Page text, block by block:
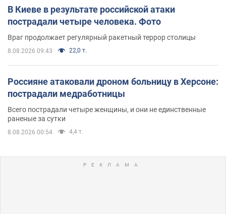
В Киеве в результате российской атаки
пострадали четыре человека. Фото
Враг продолжает регулярный ракетный террор столицы
8.08.2026 09:43 22,0 т.
Россияне атаковали дроном больницу в Херсоне:
пострадали медработницы
Всего пострадали четыре женщины, и они не единственные
раненые за сутки
8.08.2026 00:54 4,4 т.